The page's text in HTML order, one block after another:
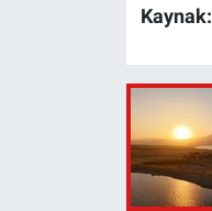
Kaynak: